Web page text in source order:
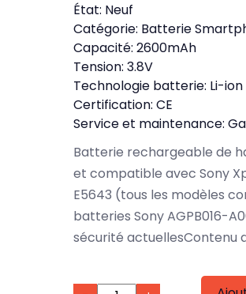
État: Neuf
Catégorie: Batterie
Capacité: 2600mAh
Tension: 3.8V
Technologie batterie: Li-ion
Certification: CE
Service et maintenance:
Batterie rechargeable de
et compatible avec Sony
E5643 (tous les modèles
batteries Sony AGPB016-
sécurité actuellesContenu